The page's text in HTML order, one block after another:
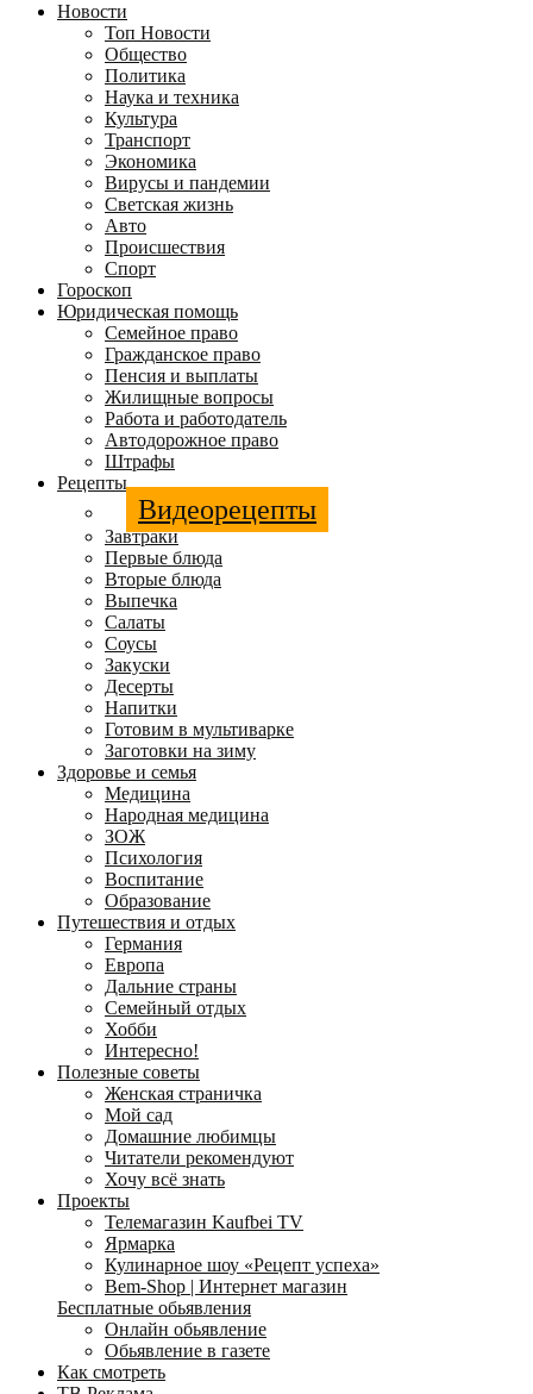
Новости
Топ Новости
Общество
Политика
Наука и техника
Культура
Транспорт
Экономика
Вирусы и пандемии
Светская жизнь
Авто
Происшествия
Спорт
Гороскоп
Юридическая помощь
Семейное право
Гражданское право
Пенсия и выплаты
Жилищные вопросы
Работа и работодатель
Автодорожное право
Штрафы
Рецепты
Видеорецепты
Завтраки
Первые блюда
Вторые блюда
Выпечка
Салаты
Соусы
Закуски
Десерты
Напитки
Готовим в мультиварке
Заготовки на зиму
Здоровье и семья
Медицина
Народная медицина
ЗОЖ
Психология
Воспитание
Образование
Путешествия и отдых
Германия
Европа
Дальние страны
Семейный отдых
Хобби
Интересно!
Полезные советы
Женская страничка
Мой сад
Домашние любимцы
Читатели рекомендуют
Хочу всё знать
Проекты
Телемагазин Kaufbei TV
Ярмарка
Кулинарное шоу «Рецепт успеха»
Bem-Shop | Интернет магазин
Бесплатные обьявления
Онлайн обьявление
Обьявление в газете
Как смотреть